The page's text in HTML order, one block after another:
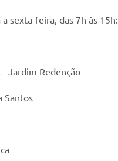
sexta-feira, das 7h às 15h:
- Jardim Redenção
Santos